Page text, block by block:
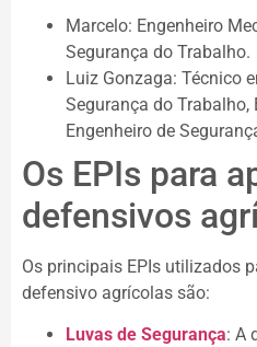
Marcelo: Engenheiro
Segurança do Trabalho.
Luiz Gonzaga: Técnico
Segurança do Trabalho,
Engenheiro de
Os EPIs para
defensivos
Os principais EPIs utilizados
defensivo agrícolas são:
Luvas de Segurança: A